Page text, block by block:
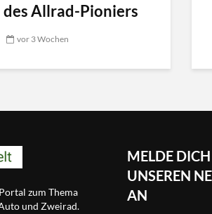
Allrad-Pioniers
vor 3 Wochen
zum Thema
und Zweirad.
MELDE
UNSEREN
AN